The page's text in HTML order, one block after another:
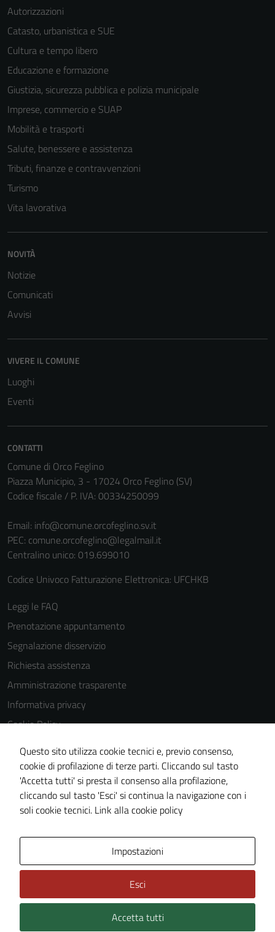
Autorizzazioni
Catasto, urbanistica e SUE
Cultura e tempo libero
Educazione e formazione
Giustizia, sicurezza pubblica e polizia municipale
Imprese, commercio e SUAP
Mobilità e trasporti
Salute, benessere e assistenza
Tributi, finanze e contravvenzioni
Turismo
Vita lavorativa
NOVITÀ
Notizie
Comunicati
Avvisi
VIVERE IL COMUNE
Luoghi
Eventi
CONTATTI
Comune di Orco Feglino
Piazza Municipio, 3 - 17024 Orco Feglino (SV)
Codice fiscale / P. IVA: 00334250099
Email: info@comune.orcofeglino.sv.it
PEC: comune.orcofeglino@legalmail.it
Centralino unico: 019.699010
Codice Univoco Fatturazione Elettronica: UFCHKB
Leggi le FAQ
Prenotazione appuntamento
Segnalazione disservizio
Richiesta assistenza
Amministrazione trasparente
Informativa privacy
Cookie Policy
Note legali
Dichiarazione di accessibilità
Piano di miglioramento del sito
Statistiche sito web
Technical Design s.r.l.
Questo sito utilizza cookie tecnici e, previo consenso,
cookie di profilazione di terze parti. Cliccando sul tasto
'Accetta tutti' si presta il consenso alla profilazione,
cliccando sul tasto 'Esci' si continua la navigazione con i
soli cookie tecnici. Link alla cookie policy
Impostazioni
Esci
Accetta tutti
del sito e non
possono
Questi cookie
personali.